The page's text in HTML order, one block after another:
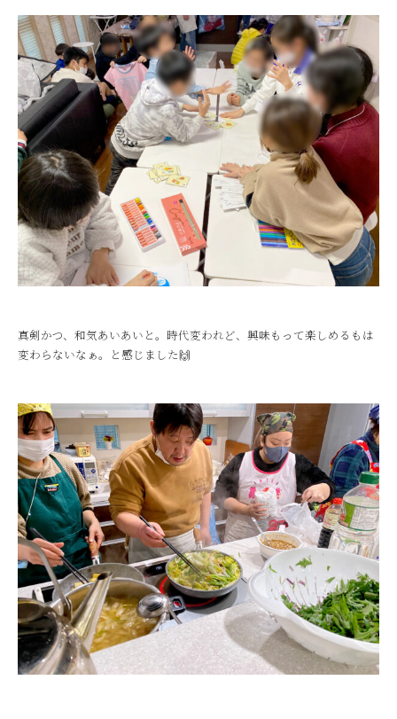
真剣かつ、和気あいあいと。時代変われど、興味もって楽しめるもは
変わらないなぁ。と感じました🙌